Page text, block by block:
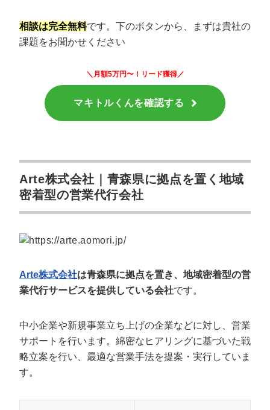
相談は完全無料です。下のボタンから、まずは貴社の
課題をお聞かせください
＼月額5万円〜！リード獲得／
マキトルくんを確認する
Arte株式会社｜青森県に拠点を置く地域
密着型の営業代行会社
Arte株式会社は青森県に拠点を置き、地域密着型の営
業代行サービスを提供している会社です。
中小企業や新規事業立ち上げの企業などに対し、営業
サポートを行います。綿密なヒアリングに基づいた戦
略立案を行い、最適な営業手法を提案・実行していま
す。